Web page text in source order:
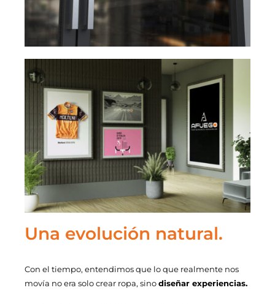
Una evolución natural.
Con el tiempo, entendimos que lo que realmente nos
movía no era solo crear ropa, sinodiseñar experiencias.